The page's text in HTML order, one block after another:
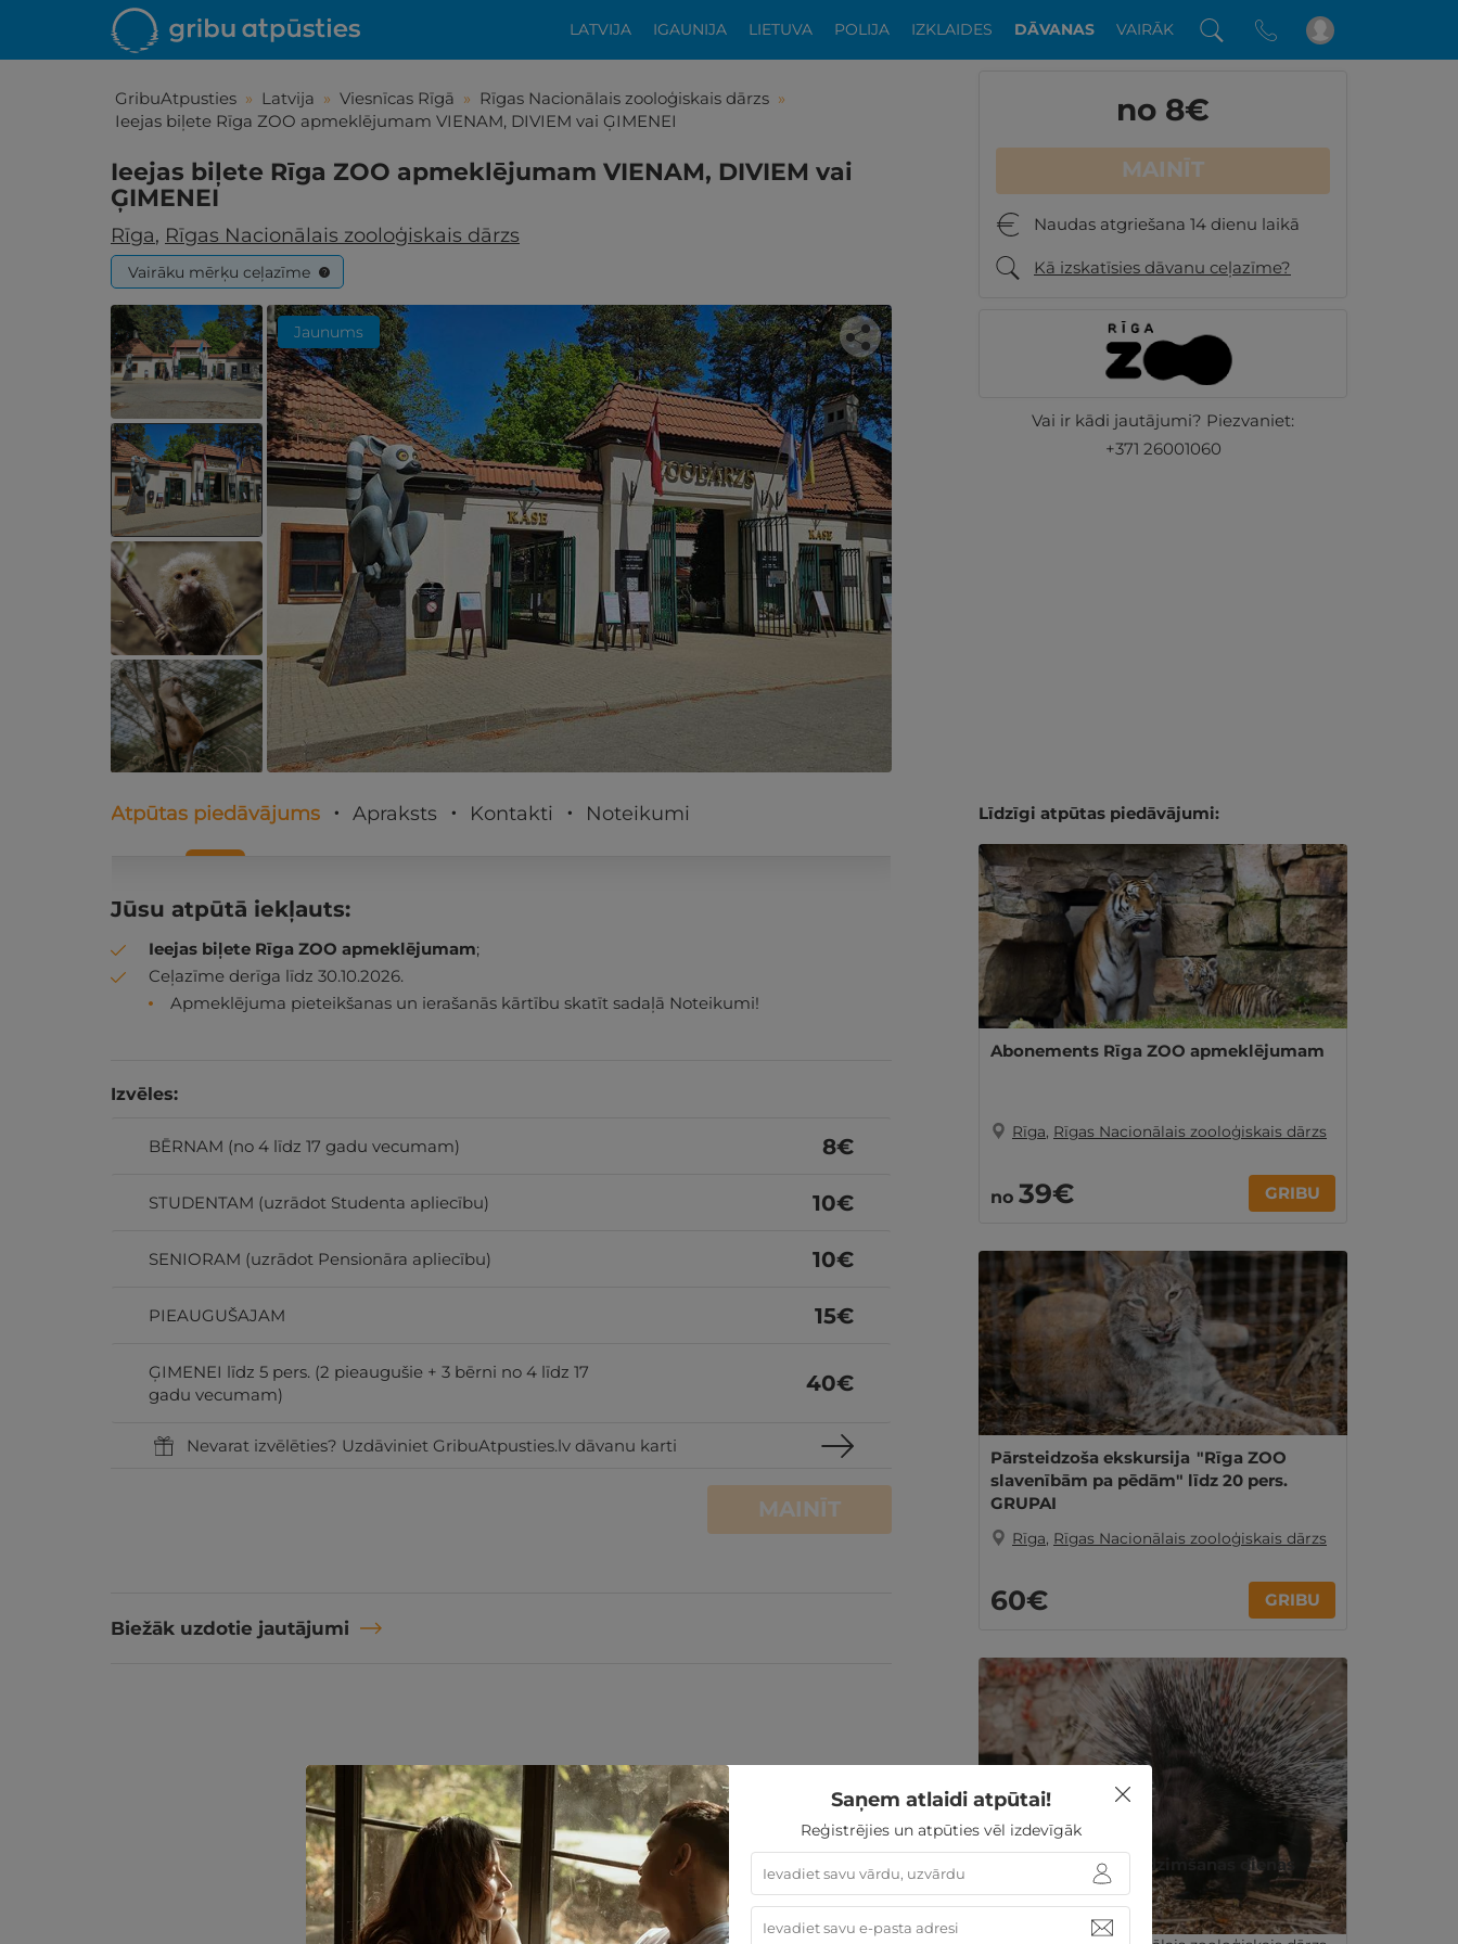
LATVIJA IGAUNIJA LIETUVA POLIJA IZKLAIDES DĀVANAS VAIRĀK
GribuAtpusties » Latvija » Viesnīcas Rīgā » Rīgas Nacionālais zooloģiskais dārzs »
Ieejas biļete Rīga ZOO apmeklējumam VIENAM, DIVIEM vai ĢIMENEI
Ieejas biļete Rīga ZOO apmeklējumam VIENAM, DIVIEM vai
ĢIMENEI
Rīga, Rīgas Nacionālais zooloģiskais dārzs
Vairāku mērķu ceļazīme ?
Jaunums
Iepatikās šis piedāvājums?
Līdz brīnišķīgai atpūtai atlikuši tikai daži soļi
PĒRKU
no 8€
MAINĪT
Naudas atgriešana 14 dienu laikā
Kā izskatīsies dāvanu ceļazīme?
Vai ir kādi jautājumi? Piezvaniet:
+371 26001060
Atpūtas piedāvājums Apraksts Kontakti Noteikumi
Jūsu atpūtā iekļauts:
Ieejas biļete Rīga ZOO apmeklējumam;
Ceļazīme derīga līdz 30.10.2026.
Apmeklējuma pieteikšanas un ierašanās kārtību skatīt sadaļā Noteikumi!
Izvēles:
BĒRNAM (no 4 līdz 17 gadu vecumam) 8€
STUDENTAM (uzrādot Studenta apliecību) 10€
SENIORAM (uzrādot Pensionāra apliecību) 10€
PIEAUGUŠAJAM 15€
ĢIMENEI līdz 5 pers. (2 pieaugušie + 3 bērni no 4 līdz 17
gadu vecumam)
40€
Nevarat izvēlēties? Uzdāviniet GribuAtpusties.lv dāvanu karti
MAINĪT
Biežāk uzdotie jautājumi
Līdzīgi atpūtas piedāvājumi:
Abonements Rīga ZOO apmeklējumam
Rīga, Rīgas Nacionālais zooloģiskais dārzs
no 39€ GRIBU
Pārsteidzoša ekskursija "Rīga ZOO
slavenībām pa pēdām" līdz 20 pers.
GRUPAI
Rīga, Rīgas Nacionālais zooloģiskais dārzs
60€ GRIBU
Jautra un izzinoša dzimšanas dienas
ballīte Rīga ZOO
Saņem atlaidi atpūtai!
Reģistrējies un atpūties vēl izdevīgāk